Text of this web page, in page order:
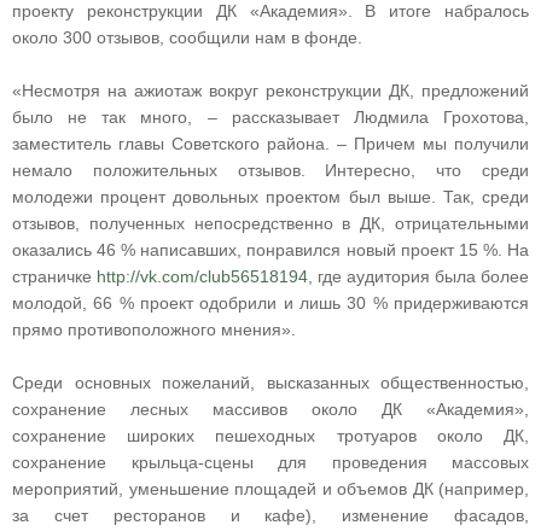
проекту реконструкции ДК «Академия». В итоге набралось
около 300 отзывов, сообщили нам в фонде.
«Несмотря на ажиотаж вокруг реконструкции ДК, предложений
было не так много, – рассказывает Людмила Грохотова,
заместитель главы Советского района. – Причем мы получили
немало положительных отзывов. Интересно, что среди
молодежи процент довольных проектом был выше. Так, среди
отзывов, полученных непосредственно в ДК, отрицательными
оказались 46 % написавших, понравился новый проект 15 %. На
страничке http://vk.com/club56518194 , где аудитория была более
молодой, 66 % проект одобрили и лишь 30 % придерживаются
прямо противоположного мнения».
Среди основных пожеланий, высказанных общественностью,
сохранение лесных массивов около ДК «Академия»,
сохранение широких пешеходных тротуаров около ДК,
сохранение крыльца-сцены для проведения массовых
мероприятий, уменьшение площадей и объемов ДК (например,
за счет ресторанов и кафе), изменение фасадов,